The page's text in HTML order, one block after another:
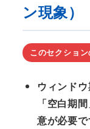
ン現象）
このセクショ
ウィンド
「空白期
意が必要で